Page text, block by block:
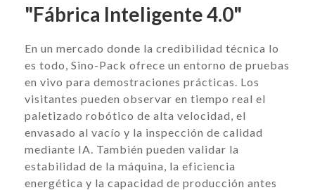
"Fábrica Inteligente 4.0"
En un mercado donde la credibilidad técnica lo
es todo, Sino-Pack ofrece un entorno de pruebas
en vivo para demostraciones prácticas. Los
visitantes pueden observar en tiempo real el
paletizado robótico de alta velocidad, el
envasado al vacío y la inspección de calidad
mediante IA. También pueden validar la
estabilidad de la máquina, la eficiencia
energética y la capacidad de producción antes